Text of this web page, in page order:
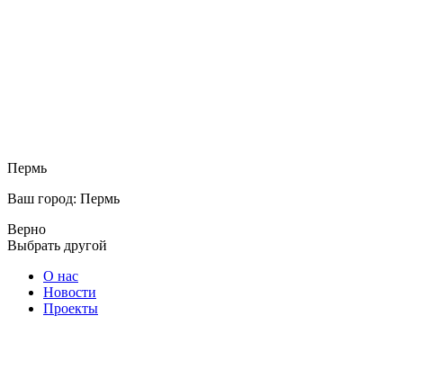
Пермь
Ваш город: Пермь
Верно
Выбрать другой
О нас
Новости
Проекты